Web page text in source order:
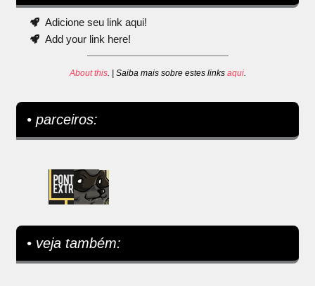
Adicione seu link aqui!
Add your link here!
About this. | Saiba mais sobre estes links aqui.
• parceiros:
• veja também: